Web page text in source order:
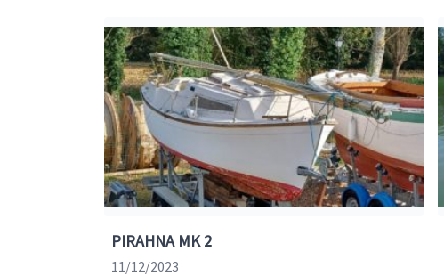
PIRAHNA MK 2
11/12/2023